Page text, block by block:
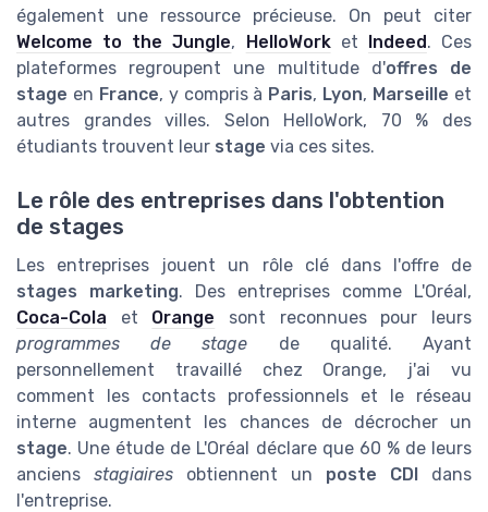
également une ressource précieuse. On peut citer
Welcome to the Jungle, HelloWorket Indeed . Ces
plateformes regroupent une multitude d'offres de
stage en France, y compris à Paris, Lyon, Marseille et
autres grandes villes. Selon HelloWork, 70 % des
étudiants trouvent leur stage via ces sites.
Le rôle des entreprises dans l'obtention
de stages
Les entreprises jouent un rôle clé dans l'offre de
stages marketing. Des entreprises comme L'Oréal,
Coca-Cola et Orange sont reconnues pour leurs
programmes de stage de qualité. Ayant
personnellement travaillé chez Orange, j'ai vu
comment les contacts professionnels et le réseau
interne augmentent les chances de décrocher un
stage. Une étude de L'Oréal déclare que 60 % de leurs
anciens stagiaires obtiennent un poste CDI dans
l'entreprise.